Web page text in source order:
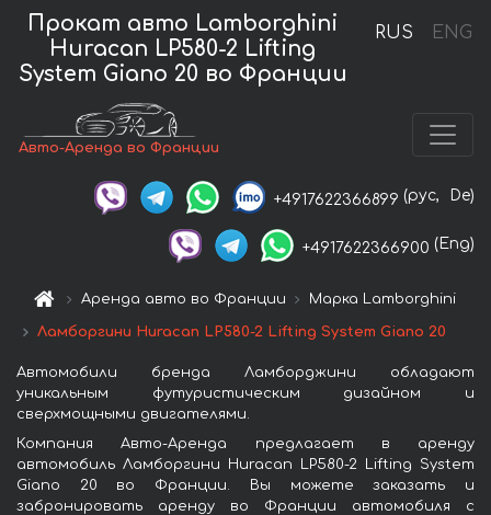
RUS ENG
Прокат авто Lamborghini
Huracan LP580-2 Lifting
System Giano 20 во Франции
Авто-Аренда во Франции
+4917622366899 (рус, De)
+4917622366900 (Eng)
Аренда авто во Франции Марка Lamborghini
Ламборгини Huracan LP580-2 Lifting System Giano 20
Автомобили бренда Ламборджини обладают
уникальным футуристическим дизайном и
сверхмощными двигателями.
Компания Авто-Аренда предлагает в аренду
автомобиль Ламборгини Huracan LP580-2 Lifting System
Giano 20 во Франции. Вы можете заказать и
забронировать аренду во Франции автомобиля с